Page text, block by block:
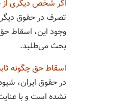
اگر شخص دیگری
تصرف در حقوق
وجود این، اسقاط
بحث می‌طلبد.
اسقاط حق چگونه
در حقوق ایران،
نشده است و با